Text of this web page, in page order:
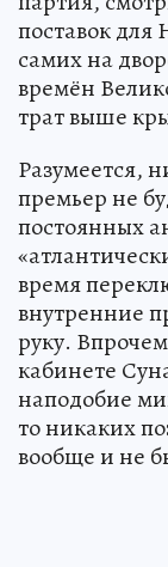
поставок для
самих на
времён
трат выше
Разумеется,
премьер не
постоянных
время
внутренние
руку.
кабинете
наподобие
то никаких
вообще и не